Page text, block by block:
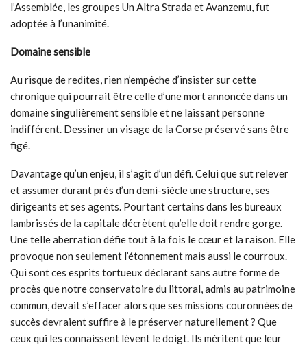
l’Assemblée, les groupes Un Altra Strada et Avanzemu, fut
adoptée à l’unanimité.
Domaine sensible
Au risque de redites, rien n’empêche d’insister sur cette
chronique qui pourrait être celle d’une mort annoncée dans un
domaine singulièrement sensible et ne laissant personne
indifférent. Dessiner un visage de la Corse préservé sans être
figé.
Davantage qu’un enjeu, il s’agit d’un défi. Celui que sut relever
et assumer durant près d’un demi-siècle une structure, ses
dirigeants et ses agents. Pourtant certains dans les bureaux
lambrissés de la capitale décrètent qu’elle doit rendre gorge.
Une telle aberration défie tout à la fois le cœur et la raison. Elle
provoque non seulement l’étonnement mais aussi le courroux.
Qui sont ces esprits tortueux déclarant sans autre forme de
procès que notre conservatoire du littoral, admis au patrimoine
commun, devait s’effacer alors que ses missions couronnées de
succès devraient suffire à le préserver naturellement ? Que
ceux qui les connaissent lèvent le doigt. Ils méritent que leur